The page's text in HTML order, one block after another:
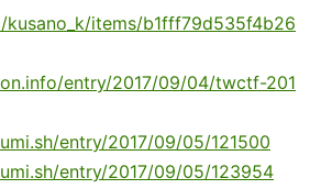
items/b1fff79d535f4b26
entry/2017/09/04/twctf-201
entry/2017/09/05/121500
entry/2017/09/05/123954